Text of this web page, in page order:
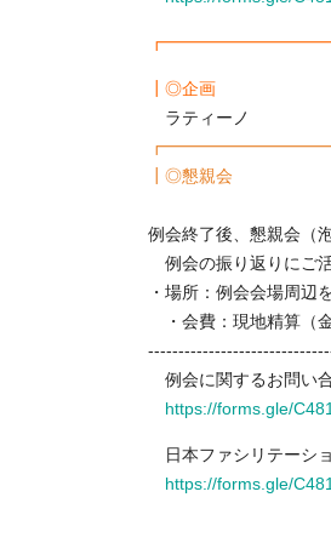
┃◎企画
ラティーノ
┃◎懇親会
例会終了後、懇親会（
例会の振り返りにご
・場所：例会会場周辺
・会費：現地精算（
例会に関するお問い
https://forms.gle/
日本ファシリテーシ
https://forms.gle/